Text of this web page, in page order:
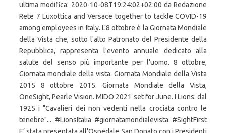
ultima modifica: 2020-10-08T19:24:02+02:00 da Redazione
Rete 7 Luxottica and Versace together to tackle COVID-19
among employees in Italy. L'8 ottobre è la Giornata Mondiale
della Vista che, sotto l'alto Patronato del Presidente della
Repubblica, rappresenta l'evento annuale dedicato alla
salute del senso più importante per l'uomo. 8 ottobre,
Giornata mondiale della vista. Giornata Mondiale della Vista
2015 8 ottobre 2015. Giornata Mondiale della Vista,
OneSight, Pearle Vision. MIDO 2021 set for June. I Lions: dal
1925 i "Cavalieri dei non vedenti nella crociata contro le
tenebre"... #LionsItalia #giornatamondialevista #SightFirst